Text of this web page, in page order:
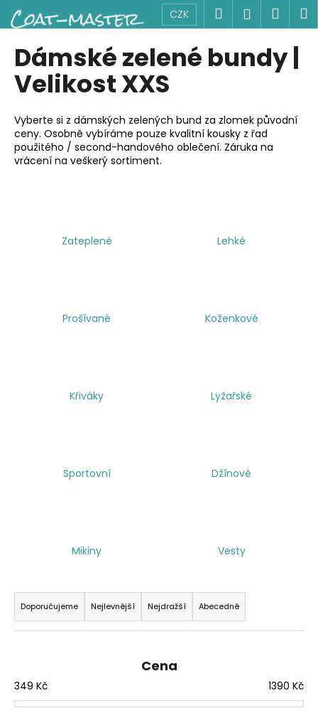
Přejít
na
obsah
CZK Hledat
Dámské zelené bundy |
Velikost XXS
Vyberte si z dámských zelených bund za zlomek původní
ceny. Osobně vybíráme pouze kvalitní kousky z řad
použitého / second-handového oblečení. Záruka na
vrácení na veškerý sortiment.
Zateplené Lehké
Prošívané Koženkové
Křiváky Lyžařské
Sportovní Džínové
Mikiny Vesty
Ř
a
z
í
p
Doporučujeme Nejlevnější Nejdražší Abecedně
Cena
349 Kč 1390 Kč
o
C
o
p
o
t
ř